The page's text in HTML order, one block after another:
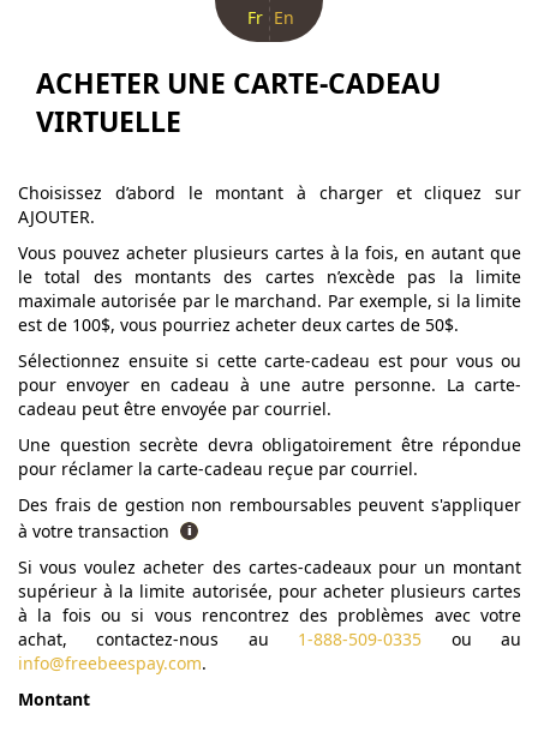
Fr En
ACHETER UNE CARTE-CADEAU
VIRTUELLE
Choisissez d’abord le montant à charger et cliquez sur
AJOUTER.
Vous pouvez acheter plusieurs cartes à la fois, en autant que
le total des montants des cartes n’excède pas la limite
maximale autorisée par le marchand. Par exemple, si la limite
est de 100$, vous pourriez acheter deux cartes de 50$.
Sélectionnez ensuite si cette carte-cadeau est pour vous ou
pour envoyer en cadeau à une autre personne. La carte-
cadeau peut être envoyée par courriel.
Une question secrète devra obligatoirement être répondue
pour réclamer la carte-cadeau reçue par courriel.
Des frais de gestion non remboursables peuvent s'appliquer
à votre transaction
Si vous voulez acheter des cartes-cadeaux pour un montant
supérieur à la limite autorisée, pour acheter plusieurs cartes
à la fois ou si vous rencontrez des problèmes avec votre
achat, contactez-nous au 1-888-509-0335 ou au
info@freebeespay.com.
Montant